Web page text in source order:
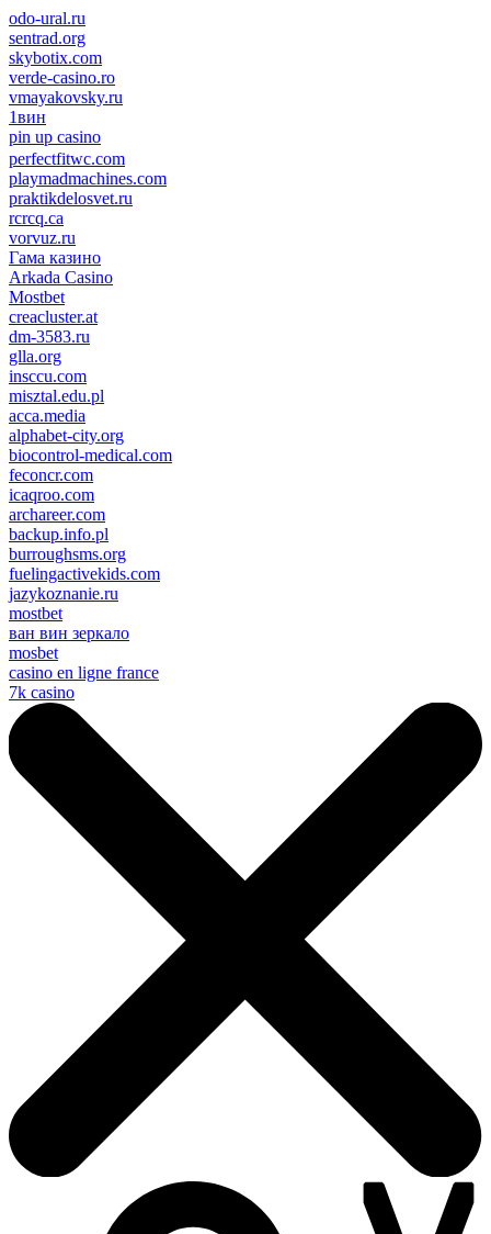
odo-ural.ru
sentrad.org
skybotix.com
verde-casino.ro
vmayakovsky.ru
1вин
pin up casino
пин ап
1win
perfectfitwc.com
playmadmachines.com
praktikdelosvet.ru
rcrcq.ca
vorvuz.ru
Гама казино
Arkada Casino
Mostbet
creacluster.at
dm-3583.ru
glla.org
insccu.com
misztal.edu.pl
acca.media
alphabet-city.org
biocontrol-medical.com
feconcr.com
icaqroo.com
archareer.com
backup.info.pl
burroughsms.org
fuelingactivekids.com
jazykoznanie.ru
mostbet
ван вин зеркало
mosbet
casino en ligne france
7k casino